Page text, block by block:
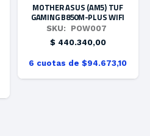
MOTHER ASUS (AM5) TUF
GAMING B850M-PLUS WIFI
SKU:
POW007
$440.340,00
6 cuotas de $94.673,10